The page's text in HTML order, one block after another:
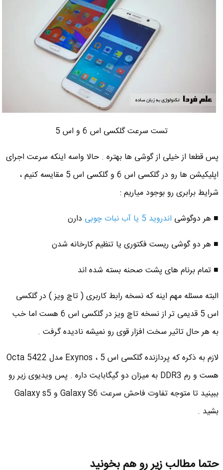
تست سرعت گلکسی اس 6 و اس 5
پس قطعا از خیلی از گوشی ها بهتره . حالا واسه اینکه سرعت اجرای
اپلیکیشن ها رو در گلکسی اس 6 و گلکسی اس 5 مقایسه کنیم ،
شرایط برابری رو بوجود میاریم :
■ هر دوگوشی اندروید 5 یا آب نبات چوبی
دارن
■ هر دو گوشی ریست فکتوری یا تنظیم کارخانه شدن
■ تمام برنام های پشت صحنه بسته شده اند
البته مسئله مهم اینه که نسخه رابط کاربری ( تاچ ویز ) در گلکسی
اس 5 قدیمی تر از نسخه تاچ ویز در گلکسی اس 6 هست اما خب
به هر حال تاثیر سخت افزار قوی رو نمیشه نادیده گرفت .
لازم به ذکره که پردازنده گلکسی اس 5 ، Exynos مدل Octa 5422
هست و رم DDR3 به میزان دو گیگابایت داره . پس ویدیوی زیر رو
ببینید تا متوجه تفاوت فاحش سرعت Galaxy S6 و Galaxy s5
بشید .
حتما مطالب زیر رو هم بخونید